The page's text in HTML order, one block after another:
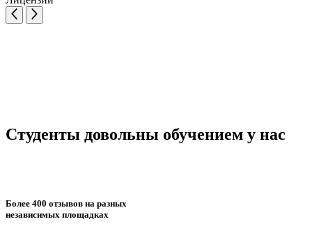
Студенты довольны обучением у нас
Более 400 отзывов на разных
независимых площадках